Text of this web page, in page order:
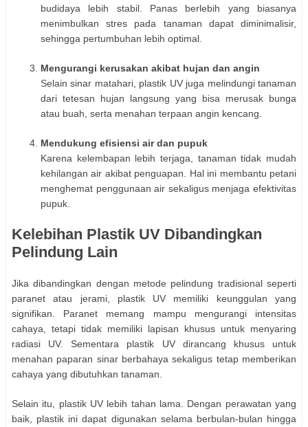
budidaya lebih stabil. Panas berlebih yang biasanya
menimbulkan stres pada tanaman dapat diminimalisir,
sehingga pertumbuhan lebih optimal.
Mengurangi kerusakan akibat hujan dan angin
Selain sinar matahari, plastik UV juga melindungi tanaman
dari tetesan hujan langsung yang bisa merusak bunga
atau buah, serta menahan terpaan angin kencang.
Mendukung efisiensi air dan pupuk
Karena kelembapan lebih terjaga, tanaman tidak mudah
kehilangan air akibat penguapan. Hal ini membantu petani
menghemat penggunaan air sekaligus menjaga efektivitas
pupuk.
Kelebihan Plastik UV Dibandingkan
Pelindung Lain
Jika dibandingkan dengan metode pelindung tradisional seperti
paranet atau jerami, plastik UV memiliki keunggulan yang
signifikan. Paranet memang mampu mengurangi intensitas
cahaya, tetapi tidak memiliki lapisan khusus untuk menyaring
radiasi UV. Sementara plastik UV dirancang khusus untuk
menahan paparan sinar berbahaya sekaligus tetap memberikan
cahaya yang dibutuhkan tanaman.
Selain itu, plastik UV lebih tahan lama. Dengan perawatan yang
baik, plastik ini dapat digunakan selama berbulan-bulan hingga